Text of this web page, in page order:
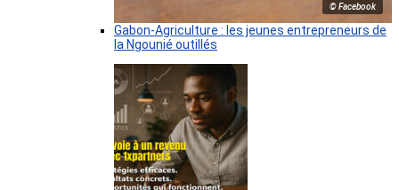
© Facebook
Gabon-Agriculture : les jeunes entrepreneurs de
la Ngounié outillés